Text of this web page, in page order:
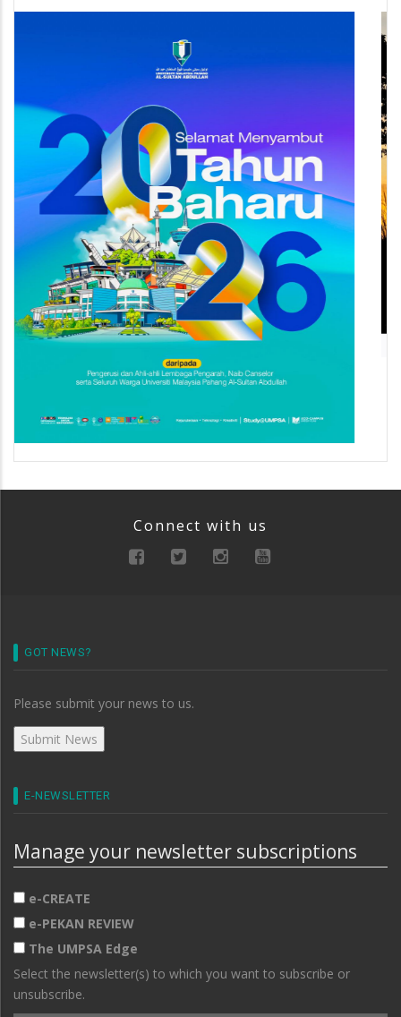
Connect with us
GOT NEWS?
Please submit your news to us.
E-NEWSLETTER
Manage your newsletter subscriptions
e-CREATE
e-PEKAN REVIEW
The UMPSA Edge
Select the newsletter(s) to which you want to subscribe or
unsubscribe.